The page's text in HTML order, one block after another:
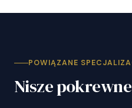
POWIĄZANE
Nisze pokrewne